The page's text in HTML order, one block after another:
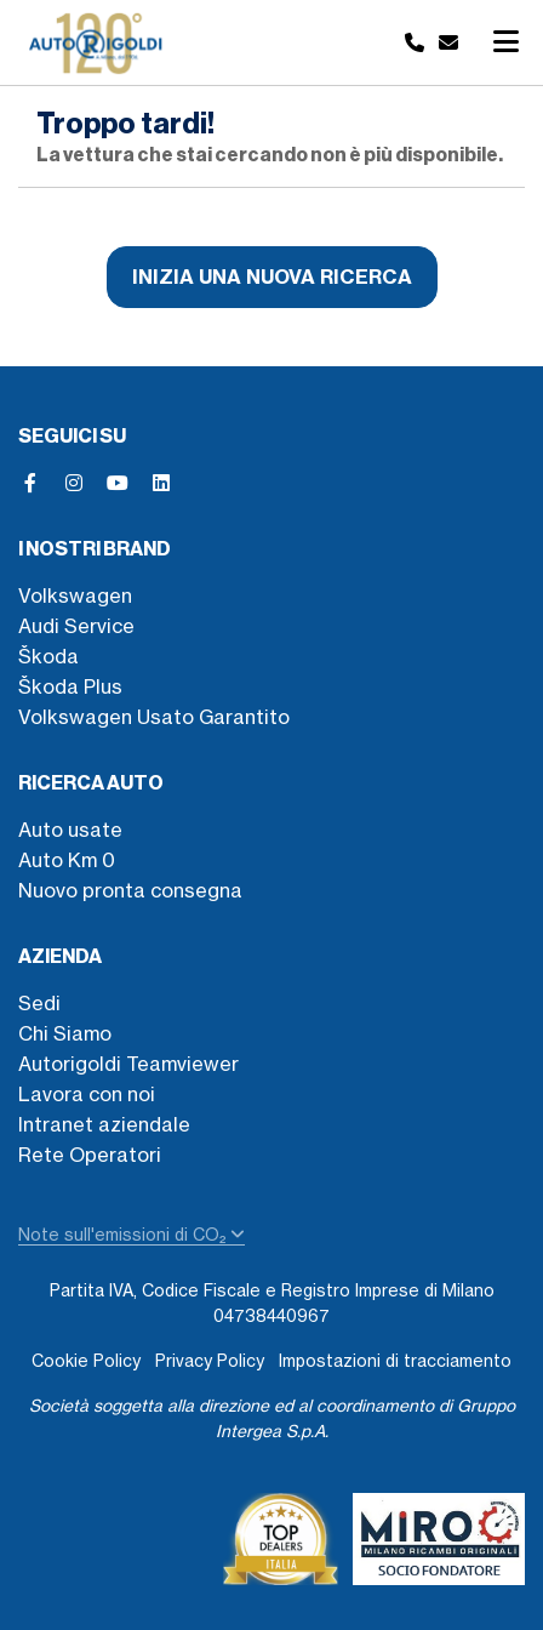
Troppo tardi!
La vettura che stai cercando non è più disponibile.
INIZIA UNA NUOVA RICERCA
SEGUICI SU
I NOSTRI BRAND
Volkswagen
Audi Service
Škoda
Škoda Plus
Volkswagen Usato Garantito
RICERCA AUTO
Auto usate
Auto Km 0
Nuovo pronta consegna
AZIENDA
Sedi
Chi Siamo
Autorigoldi Teamviewer
Lavora con noi
Intranet aziendale
Rete Operatori
Note sull'emissioni di CO₂
Partita IVA, Codice Fiscale e Registro Imprese di Milano
04738440967
Cookie Policy Privacy Policy Impostazioni di tracciamento
Società soggetta alla direzione ed al coordinamento di Gruppo
Intergea S.p.A.